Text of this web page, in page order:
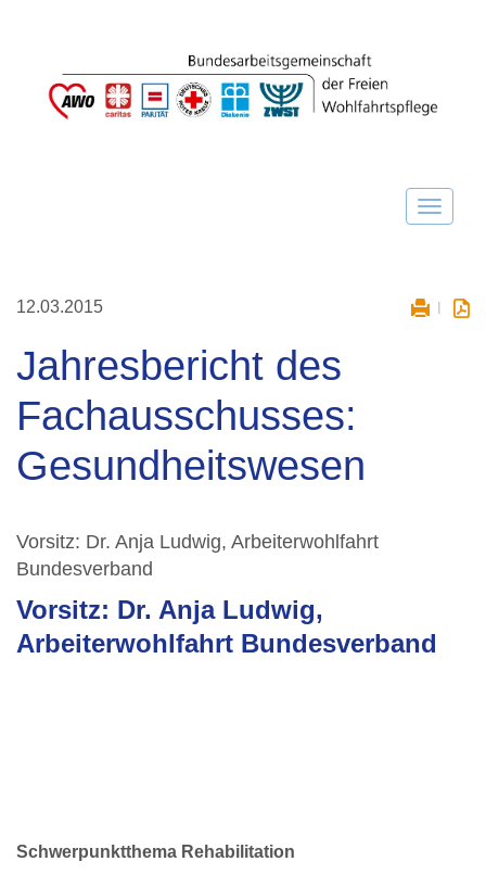
12.03.2015
Jahresbericht des
Fachausschusses:
Gesundheitswesen
Vorsitz: Dr. Anja Ludwig, Arbeiterwohlfahrt
Bundesverband
Vorsitz: Dr. Anja Ludwig,
Arbeiterwohlfahrt Bundesverband
Schwerpunktthema Rehabilitation